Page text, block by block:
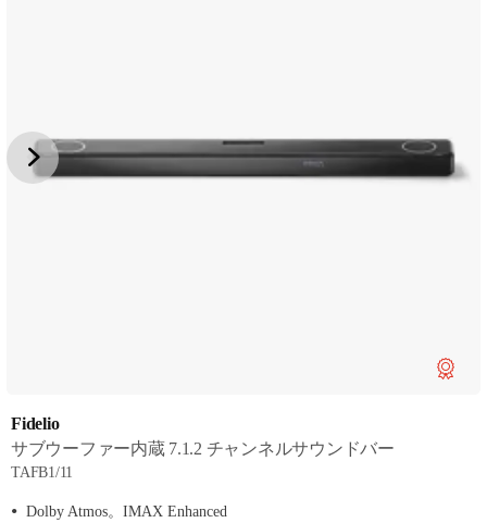
Fidelio
サブウーファー内蔵 7.1.2 チャンネルサウンドバー
TAFB1/11
Dolby Atmos。IMAX Enhanced